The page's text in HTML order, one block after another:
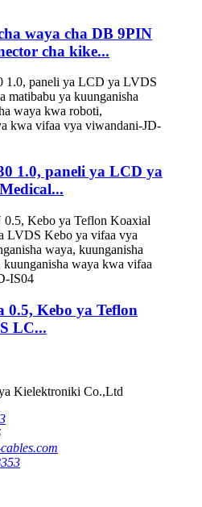
waya cha DB 9PIN
cha kike...
1.0, paneli ya LCD ya
0.5, Kebo ya Teflon
LC...
Kielektroniki Co.,Ltd